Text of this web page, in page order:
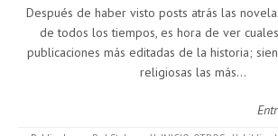
Después de haber visto posts atrás las
de todos los tiempos, es hora de ver
publicaciones más editadas de la historia;
religiosas las más…